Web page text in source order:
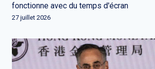
fonctionne avec du temps d'écran
27 juillet 2026